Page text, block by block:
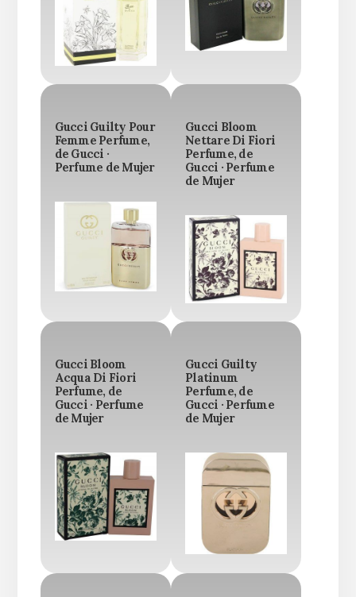
Gucci Guilty Pour
Femme Perfume,
de Gucci ·
Perfume de Mujer
Gucci Bloom
Nettare Di Fiori
Perfume, de
Gucci · Perfume
de Mujer
Gucci Bloom
Acqua Di Fiori
Perfume, de
Gucci · Perfume
de Mujer
Gucci Guilty
Platinum
Perfume, de
Gucci · Perfume
de Mujer